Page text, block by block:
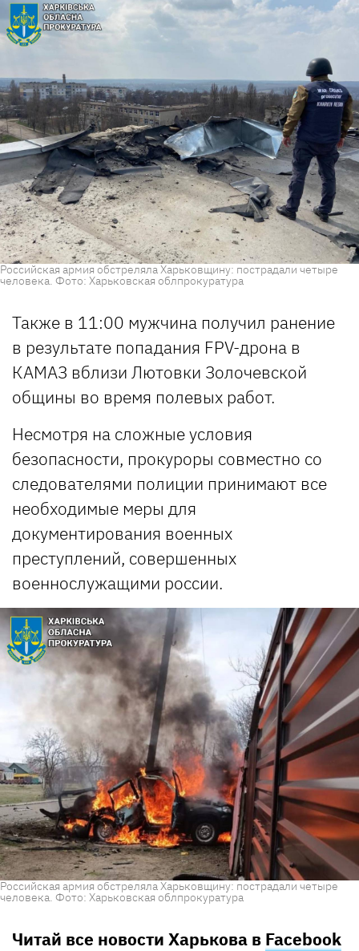
Российская армия обстреляла Харьковщину: пострадали четыре
человека. Фото: Харьковская облпрокуратура
Также в 11:00 мужчина получил ранение
в результате попадания FPV-дрона в
КАМАЗ вблизи Лютовки Золочевской
общины во время полевых работ.
Несмотря на сложные условия
безопасности, прокуроры совместно со
следователями полиции принимают все
необходимые меры для
документирования военных
преступлений, совершенных
военнослужащими россии.
Российская армия обстреляла Харьковщину: пострадали четыре
человека. Фото: Харьковская облпрокуратура
Читай все новости Харькова в Facebook